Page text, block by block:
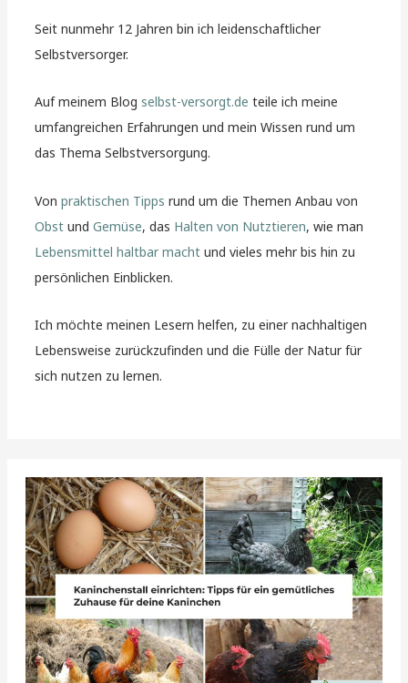
Seit nunmehr 12 Jahren bin ich leidenschaftlicher
Selbstversorger.
Auf meinem Blogselbst-versorgt.de teile ich meine
umfangreichen Erfahrungen und mein Wissen rund um
das Thema Selbstversorgung.
Vonpraktischen Tipps rund um die Themen Anbau von
Obst undGemüse, das Halten von Nutztieren, wie man
Lebensmittel haltbar macht und vieles mehr bis hin zu
persönlichen Einblicken.
Ich möchte meinen Lesern helfen, zu einer nachhaltigen
Lebensweise zurückzufinden und die Fülle der Natur für
sich nutzen zu lernen.